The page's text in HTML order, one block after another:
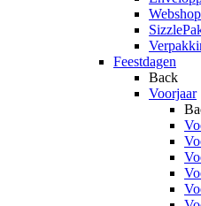
Feestdagen
Back
Voorjaar